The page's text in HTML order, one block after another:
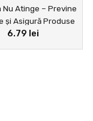
Atinge – Previne
și Asigură Produse
Neatinse
6.79 lei